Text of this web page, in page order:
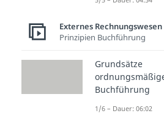
verwendet
im fertigen
sind sie
Produktion
zu gestalten.
Im Gegensatz
Externes Rechnungswesen
Prinzipien Buchführung
Grundsätze
Buchführung
1/6 – Dauer: 06:02